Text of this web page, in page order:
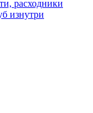
расходники
изнутри